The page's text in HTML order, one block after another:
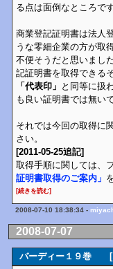
る点は面倒なところです
商業登記証明書は法人
うな零細企業の方が取
不便そうだと思いまし
記証明書を取得できる
「代表印」 と同等に扱
も良い証明書では無い
それでは今回の取得に
さい。
[2011-05-25追記]
取得手順に関しては、
証明書取得のご案内」
[続きを読む]
2008-07-10 18:38:34 -
2008-07-07
バーディー１９巻